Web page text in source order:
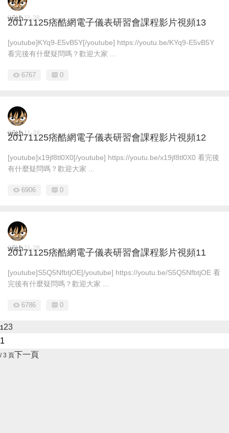
wish
2017-11-28
20171125痞酷網電子儀表研習會課程影片視頻13
[youtube]KYq9-E5vB5Y[/youtube] https://youtu.be/KYq9-E5vB5Y
看完後有什麼疑問嗎？歡迎大家 ...
6767 0
wish
2017-11-28
20171125痞酷網電子儀表研習會課程影片視頻12
[youtube]x19jf8tl0X0[/youtube] https://youtu.be/x19jf8tl0X0 看完後
有什麼疑問嗎？歡迎大家 ...
6906 0
wish
2017-11-28
20171125痞酷網電子儀表研習會課程影片視頻11
[youtube]S5Q5NfbtjOE[/youtube] https://youtu.be/S5Q5NfbtjOE 看
完後有什麼疑問嗎？歡迎大家 ...
6786 0
123
/ 3 頁下一頁